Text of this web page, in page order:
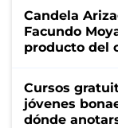
Candela
Facundo
producto del
Cursos
jóvenes
dónde